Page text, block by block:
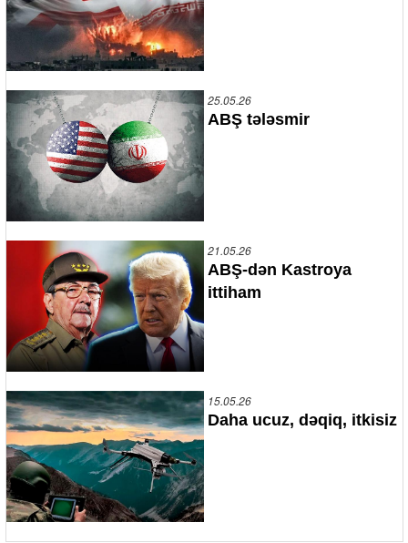
25.05.26
ABŞ tələsmir
21.05.26
ABŞ-dən Kastroya
ittiham
15.05.26
Daha ucuz, dəqiq, itkisiz